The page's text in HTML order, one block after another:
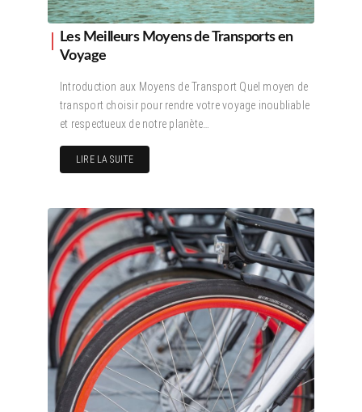
Les Meilleurs Moyens de Transports en
Voyage
Introduction aux Moyens de Transport Quel moyen de
transport choisir pour rendre votre voyage inoubliable
et respectueux de notre planète…
LIRE LA SUITE